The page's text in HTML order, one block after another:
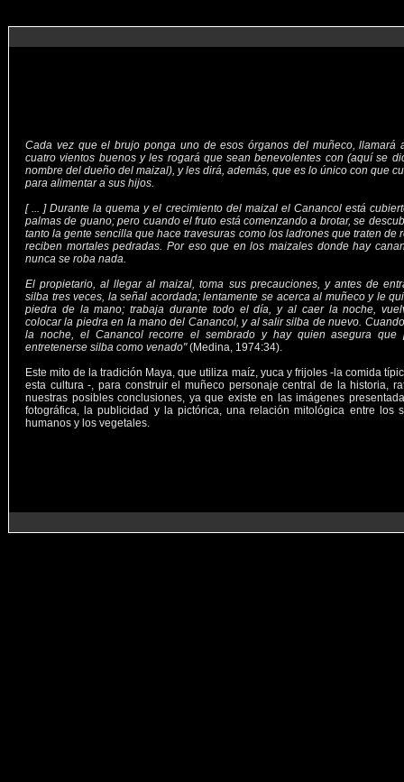
Cada vez que el brujo ponga uno de esos órganos del muñeco, llamará
cuatro vientos buenos y les rogará que sean benevolentes con (aquí se
nombre del dueño del maizal), y les dirá, además, que es lo único con que
para alimentar a sus hijos.
[ ... ] Durante la quema y el crecimiento del maizal el Canancol está
palmas de guano; pero cuando el fruto está comenzando a brotar, se
tanto la gente sencilla que hace travesuras como los ladrones que traten de
reciben mortales pedradas. Por eso que en los maizales donde hay
nunca se roba nada.
El propietario, al llegar al maizal, toma sus precauciones, y antes de
silba tres veces, la señal acordada; lentamente se acerca al muñeco y le
piedra de la mano; trabaja durante todo el día, y al caer la noche,
colocar la piedra en la mano del Canancol, y al salir silba de nuevo.
la noche, el Canancol recorre el sembrado y hay quien asegura que
entretenerse silba como venado"(Medina, 1974:34).
Este mito de la tradición Maya, que utiliza maíz, yuca y frijoles -la comida
esta cultura -, para construir el muñeco personaje central de la historia,
nuestras posibles conclusiones, ya que existe en las imágenes
fotográfica, la publicidad y la pictórica, una relación mitológica entre los
humanos y los vegetales.